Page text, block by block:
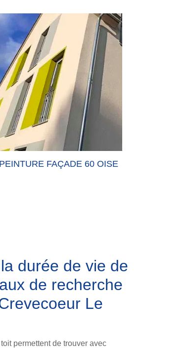
PEINTURE FAÇADE 60 OISE
durée de vie de
de recherche
Le
permettent de trouver avec